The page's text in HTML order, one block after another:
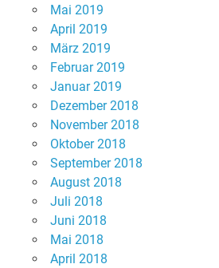
Mai 2019
April 2019
März 2019
Februar 2019
Januar 2019
Dezember 2018
November 2018
Oktober 2018
September 2018
August 2018
Juli 2018
Juni 2018
Mai 2018
April 2018